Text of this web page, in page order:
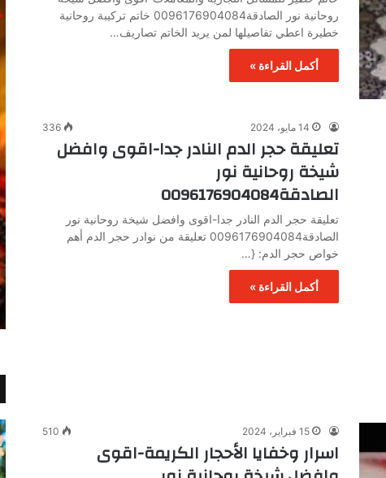
روحانية نور الصادقة0096176904084 خاتم تركيبة روحانية
خطيرة اعطي تفاصيلها لمن يريد الخاتم تصاريف…
أكمل القراءة »
14 مايو، 2024 336
تعليقة حجر الدم النادر جدا-اقوى وافضل
شيخة روحانية نور
الصادقة0096176904084
تعليقة حجر الدم النادر جدا-اقوى وافضل شيخة روحانية نور
الصادقة0096176904084 تعليقة من نوادر حجر الدم أهم
خواص حجر الدم: {…
أكمل القراءة »
15 فبراير، 2024 510
اسرار وخفايا الأحجار الكريمة-اقوى